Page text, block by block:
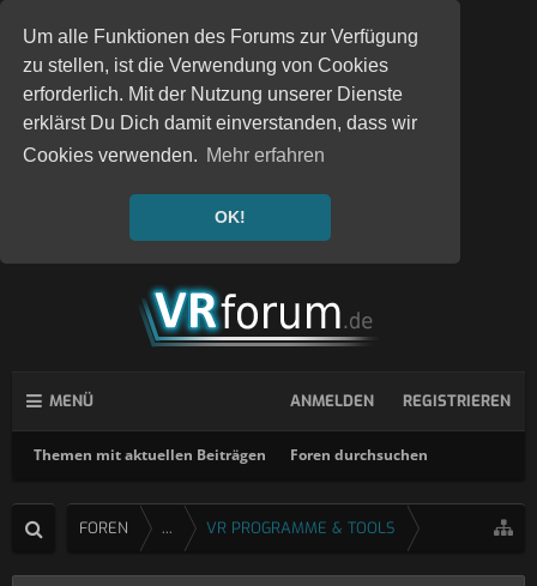
Um alle Funktionen des Forums zur Verfügung
zu stellen, ist die Verwendung von Cookies
erforderlich. Mit der Nutzung unserer Dienste
erklärst Du Dich damit einverstanden, dass wir
Cookies verwenden. Mehr erfahren
OK!
MENÜ
Themen mit aktuellen Beiträgen Foren durchsuchen
ANMELDEN REGISTRIEREN
FOREN ... VR PROGRAMME & TOOLS